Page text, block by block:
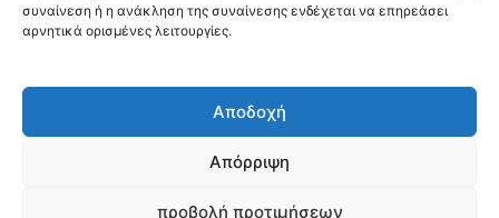
συναίνεση ή η ανάκληση της συναίνεσης ενδέχεται να επηρεάσει
αρνητικά ορισμένες λειτουργίες.
Αποδοχή
Απόρριψη
προβολή προτιμήσεων
Cool spots
ΝΗΣΙΑ
247
© Happy Traveller 2014-2025